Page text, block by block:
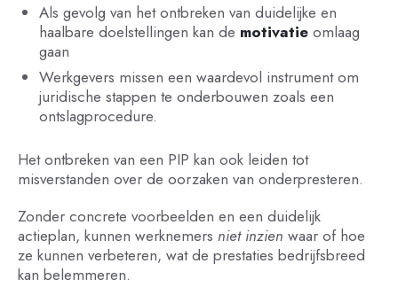
Als gevolg van het ontbreken van duidelijke en
haalbare doelstellingen kan de motivatie omlaag
gaan
Werkgevers missen een waardevol instrument om
juridische stappen te onderbouwen zoals een
ontslagprocedure.
Het ontbreken van een PIP kan ook leiden tot
misverstanden over de oorzaken van onderpresteren.
Zonder concrete voorbeelden en een duidelijk
actieplan, kunnen werknemers niet inzien waar of hoe
ze kunnen verbeteren, wat de prestaties bedrijfsbreed
kan belemmeren.